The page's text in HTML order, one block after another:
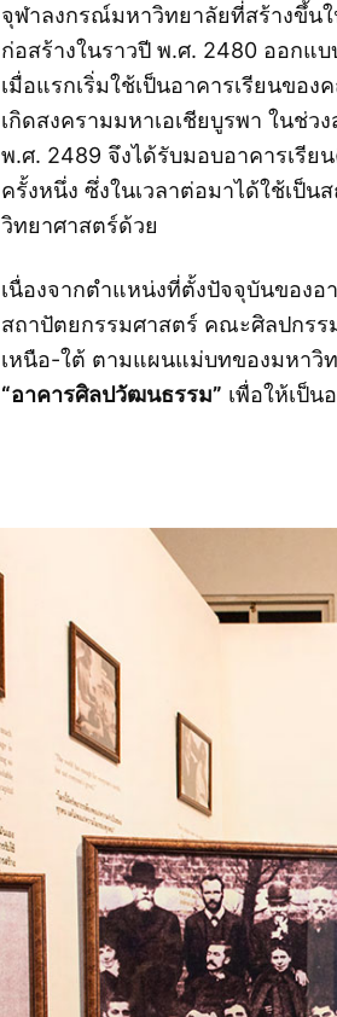
จุฬาลงกรณ์มหาวิทยาลัยที่สร้างขึ้น
ก่อสร้างในราวปี พ.ศ. 2480 ออกแ
เมื่อแรกเริ่มใช้เป็นอาคารเรียนขอ
เกิดสงครามมหาเอเชียบูรพา ในช่
พ.ศ. 2489 จึงได้รับมอบอาคารเรีย
ครั้งหนึ่ง ซึ่งในเวลาต่อมาได้ใช้เป็
วิทยาศาสตร์ด้วย
เนื่องจากตำแหน่งที่ตั้งปัจจุบันของ
สถาปัตยกรรมศาสตร์ คณะศิลปกร
เหนือ-ใต้ ตามแผนแม่บทของมหาวิ
“อาคารศิลปวัฒนธรรม” เพื่อให้เป็